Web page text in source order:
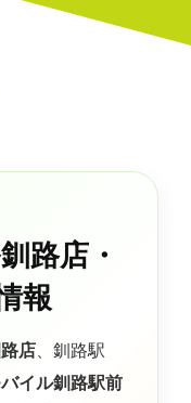
路店・
報
店 、釧路駅
イル釧路駅前